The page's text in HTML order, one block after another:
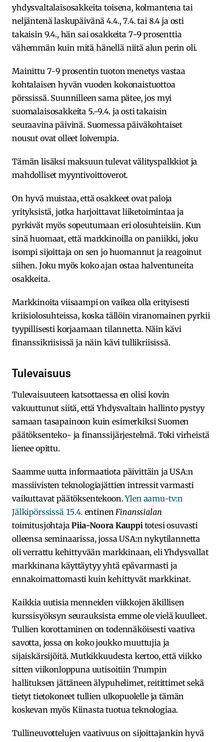
yhdysvaltalaisosakkeita toisena, kolmantena tai
neljäntenä laskupäivänä 4.4., 7.4. tai 8.4 ja osti
takaisin 9.4., hän sai osakkeita 7-9 prosenttia
vähemmän kuin mitä hänellä niitä alun perin oli.
Mainittu 7-9 prosentin tuoton menetys vastaa
kohtalaisen hyvän vuoden kokonaistuottoa
pörssissä. Suunnilleen sama pätee, jos myi
suomalaisosakkeita 5.-9.4. ja osti takaisin
seuraavina päivinä. Suomessa päiväkohtaiset
nousut ovat olleet loivempia.
Tämän lisäksi maksuun tulevat välityspalkkiot ja
mahdolliset myyntivoittoverot.
On hyvä muistaa, että osakkeet ovat paloja
yrityksistä, jotka harjoittavat liiketoimintaa ja
pyrkivät myös sopeutumaan eri olosuhteisiin. Kun
sinä huomaat, että markkinoilla on paniikki, joku
isompi sijoittaja on sen jo huomannut ja reagoinut
siihen. Joku myös koko ajan ostaa halventuneita
osakkeita.
Markkinoita viisaampi on vaikea olla erityisesti
kriisiolosuhteissa, koska tällöin viranomainen pyrkii
tyypillisesti korjaamaan tilannetta. Näin kävi
finanssikriisissä ja näin kävi tullikriisissä.
Tulevaisuus
Tulevaisuuteen katsottaessa en olisi kovin
vakuuttunut siitä, että Yhdysvaltain hallinto pystyy
samaan tasapainoon kuin esimerkiksi Suomen
päätöksenteko- ja finanssijärjestelmä. Toki virheistä
lienee opittu.
Saamme uutta informaatiota päivittäin ja USA:n
massiivisten teknologiajättien intressit varmasti
vaikuttavat päätöksentekoon.Ylen aamu-tv:n
Jälkipörssissä 15.4. entinenFinanssialan
toimitusjohtajaPiia-Noora Kauppitotesi osuvasti
olleensa seminaarissa, jossa USA:n nykytilannetta
oli verrattu kehittyvään markkinaan, eli Yhdysvallat
markkinana käyttäytyy yhtä epävarmasti ja
ennakoimattomasti kuin kehittyvät markkinat.
Kaikkia uutisia menneiden viikkojen äkillisen
kurssisyöksyn seurauksista emme ole vielä kuulleet.
Tullien korottaminen on todennäköisesti vaativa
savotta, jossa on koko joukko muuttujia ja
sijaiskärsijöitä. Mutkikkuudesta kertoo, että viikko
sitten viikonloppuna uutisoitiin Trumpin
hallituksen jättäneen älypuhelimet, reitittimet sekä
tietyt tietokoneet tullien ulkopuolelle ja tämän
koskevan myös Kiinasta tuotua teknologiaa.
Tullineuvottelujen vaativuus on sijoittajankin hyvä